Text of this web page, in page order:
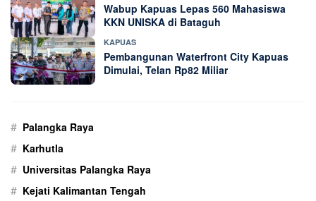
Wabup Kapuas Lepas 560 Mahasiswa
KKN UNISKA di Bataguh
KAPUAS
Pembangunan Waterfront City Kapuas
Dimulai, Telan Rp82 Miliar
# Palangka Raya
# Karhutla
# Universitas Palangka Raya
# Kejati Kalimantan Tengah